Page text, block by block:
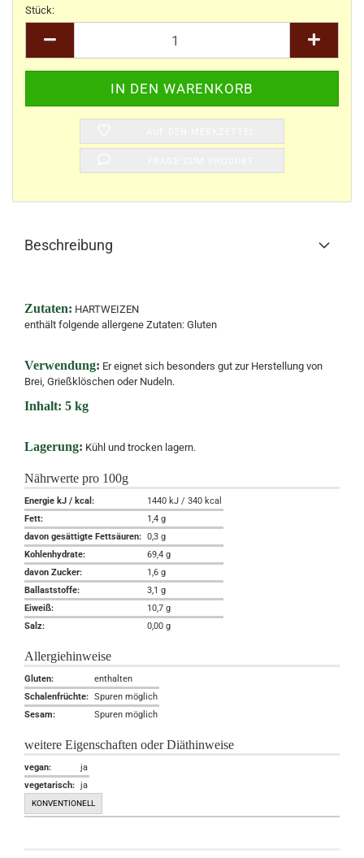
Stück:
Beschreibung
Zutaten: HARTWEIZEN
enthält folgende allergene Zutaten: Gluten
Verwendung: Er eignet sich besonders gut zur Herstellung von
Brei, Grießklöschen oder Nudeln.
Inhalt: 5 kg
Lagerung: Kühl und trocken lagern.
Nährwerte pro 100g
Energie kJ / kcal:
1440 kJ / 340 kcal
Fett:
1,4 g
davon gesättigte Fettsäuren: 0,3 g
Kohlenhydrate:
69,4 g
davon Zucker:
1,6 g
Ballaststoffe:
3,1 g
Eiweiß:
10,7 g
Salz:
0,00 g
Allergiehinweise
Gluten:
enthalten
Schalenfrüchte: Spuren möglich
Sesam:
Spuren möglich
weitere Eigenschaften oder Diäthinweise
vegan:
ja
vegetarisch: ja
KONVENTIONELL